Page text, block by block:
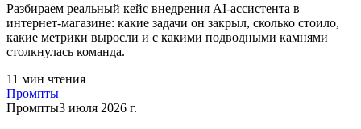
Разбираем реальный кейс внедрения AI-ассистента в
интернет-магазине: какие задачи он закрыл, сколько стоило,
какие метрики выросли и с какими подводными камнями
столкнулась команда.
11 мин чтения
Промпты
Промпты3 июля 2026 г.